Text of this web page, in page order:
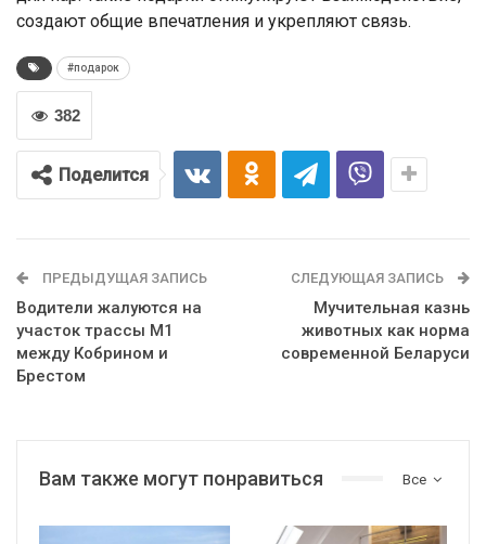
создают общие впечатления и укрепляют связь.
#подарок
382
Поделится
ПРЕДЫДУЩАЯ ЗАПИСЬ
Водители жалуются на
участок трассы М1
между Кобрином и
Брестом
СЛЕДУЮЩАЯ ЗАПИСЬ
Мучительная казнь
животных как норма
современной Беларуси
Все
Вам также могут понравиться